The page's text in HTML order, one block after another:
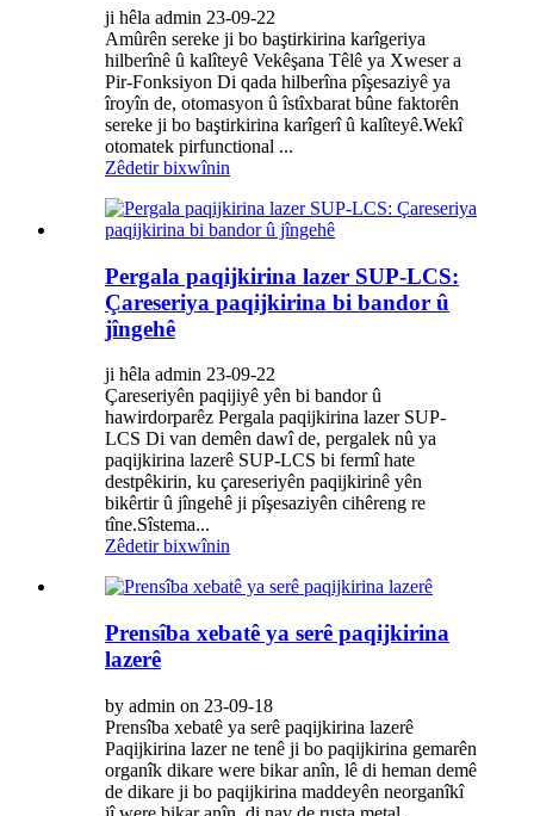
ji hêla admin 23-09-22
Amûrên sereke ji bo baştirkirina karîgeriya
hilberînê û kalîteyê Vekêşana Têlê ya Xweser a
Pir-Fonksiyon Di qada hilberîna pîşesaziyê ya
îroyîn de, otomasyon û îstîxbarat bûne faktorên
sereke ji bo baştirkirina karîgerî û kalîteyê.Wekî
otomatek pirfunctional ...
Zêdetir bixwînin
Pergala paqijkirina lazer SUP-LCS:
Çareseriya paqijkirina bi bandor û
jîngehê
ji hêla admin 23-09-22
Çareseriyên paqijiyê yên bi bandor û
hawirdorparêz Pergala paqijkirina lazer SUP-
LCS Di van demên dawî de, pergalek nû ya
paqijkirina lazerê SUP-LCS bi fermî hate
destpêkirin, ku çareseriyên paqijkirinê yên
bikêrtir û jîngehê ji pîşesaziyên cihêreng re
tîne.Sîstema...
Zêdetir bixwînin
Prensîba xebatê ya serê paqijkirina
lazerê
by admin on 23-09-18
Prensîba xebatê ya serê paqijkirina lazerê
Paqijkirina lazer ne tenê ji bo paqijkirina gemarên
organîk dikare were bikar anîn, lê di heman demê
de dikare ji bo paqijkirina maddeyên neorganîkî